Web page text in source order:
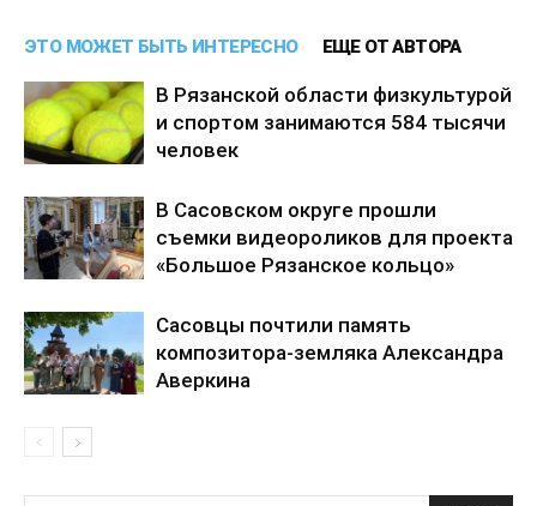
ЭТО МОЖЕТ БЫТЬ ИНТЕРЕСНО ЕЩЕ ОТ АВТОРА
В Рязанской области физкультурой
и спортом занимаются 584 тысячи
человек
В Сасовском округе прошли
съемки видеороликов для проекта
«Большое Рязанское кольцо»
Сасовцы почтили память
композитора-земляка Александра
Аверкина